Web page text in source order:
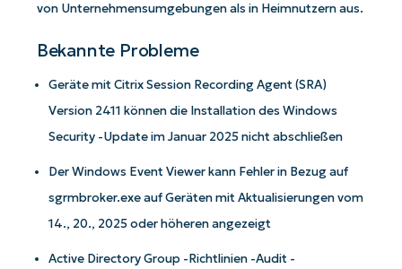
von Unternehmensumgebungen als in Heimnutzern aus.
Bekannte Probleme
Geräte mit Citrix Session Recording Agent (SRA)
Version 2411 können die Installation des Windows
Security -Update im Januar 2025 nicht abschließen
Der Windows Event Viewer kann Fehler in Bezug auf
sgrmbroker.exe auf Geräten mit Aktualisierungen vom
14., 20., 2025 oder höheren angezeigt
Active Directory Group -Richtlinien -Audit -